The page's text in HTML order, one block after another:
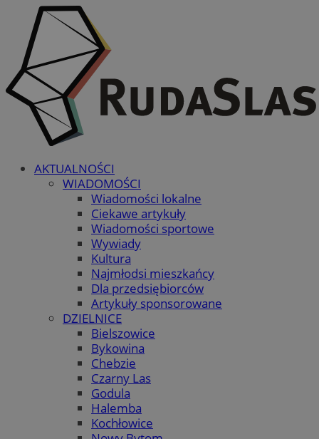
AKTUALNOŚCI
WIADOMOŚCI
Wiadomości lokalne
Ciekawe artykuły
Wiadomości sportowe
Wywiady
Kultura
Najmłodsi mieszkańcy
Dla przedsiębiorców
Artykuły sponsorowane
DZIELNICE
Bielszowice
Bykowina
Chebzie
Czarny Las
Godula
Halemba
Kochłowice